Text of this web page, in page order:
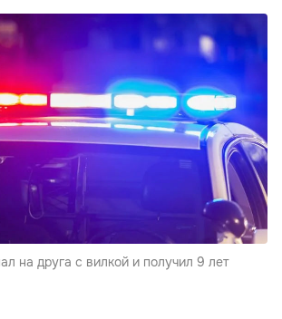
на друга с вилкой и получил 9 лет